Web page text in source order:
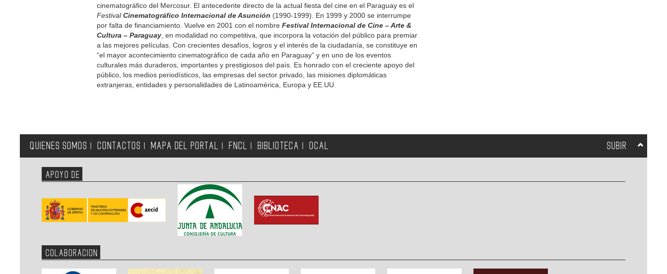
cinematográfico del Mercosur. El antecedente directo de la actual fiesta del cine en el Paraguay es el
FestivalCinematográfico Internacional de Asunción (1990-1999). En 1999 y 2000 se interrumpe
por falta de financiamiento. Vuelve en 2001 con el nombreFestival Internacional de Cine – Arte &
Cultura – Paraguay , en modalidad no competitiva, que incorpora la votación del público para premiar
a las mejores películas. Con crecientes desafíos, logros y el interés de la ciudadanía, se constituye en
“el mayor acontecimiento cinematográfico de cada año en Paraguay” y en uno de los eventos
culturales más duraderos, importantes y prestigiosos del país. Es honrado con el creciente apoyo del
público, los medios periodísticos, las empresas del sector privado, las misiones diplomáticas
extranjeras, entidades y personalidades de Latinoamérica, Europa y EE.UU.
QUIENES SOMOS CONTACTOS MAPA DEL PORTAL FNCL BIBLIOTECA OCAL SUBIR
APOYO DE
COLABORACION